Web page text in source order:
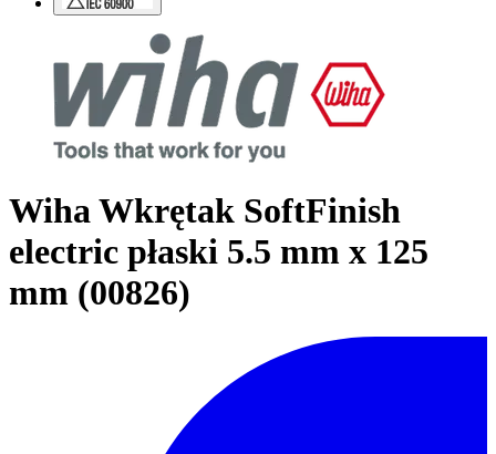
Wiha Wkrętak SoftFinish
electric płaski 5.5 mm x 125
mm (00826)